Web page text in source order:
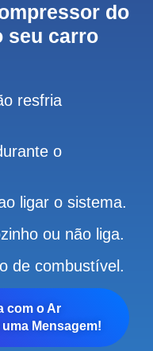
do
seu carro
resfria
o
ligar o sistema.
ou não liga.
de combustível.
com o Ar
Mensagem!